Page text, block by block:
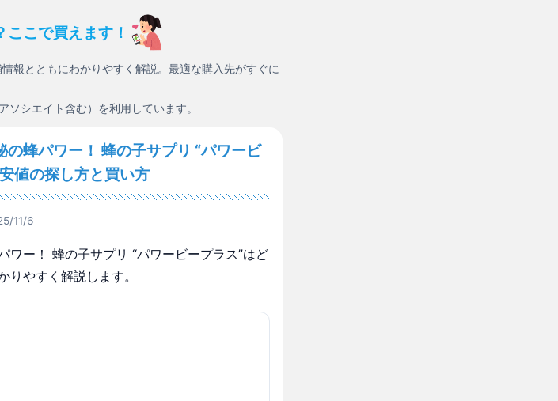
ここで買えます！
報とともにわかりやすく解説。最適な購入先がすぐに
シエイト含む）を利用しています。
蜂パワー！ 蜂の子サプリ “パワービ
値の探し方と買い方
11/6
ー！ 蜂の子サプリ “パワービープラス”はど
りやすく解説します。